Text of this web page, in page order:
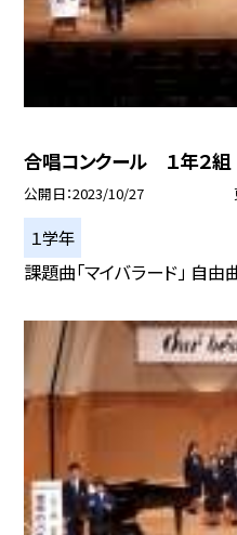
合唱コンクール １年２組
公開日 2023/10/27
１学年
課題曲「マイバラード」 自由